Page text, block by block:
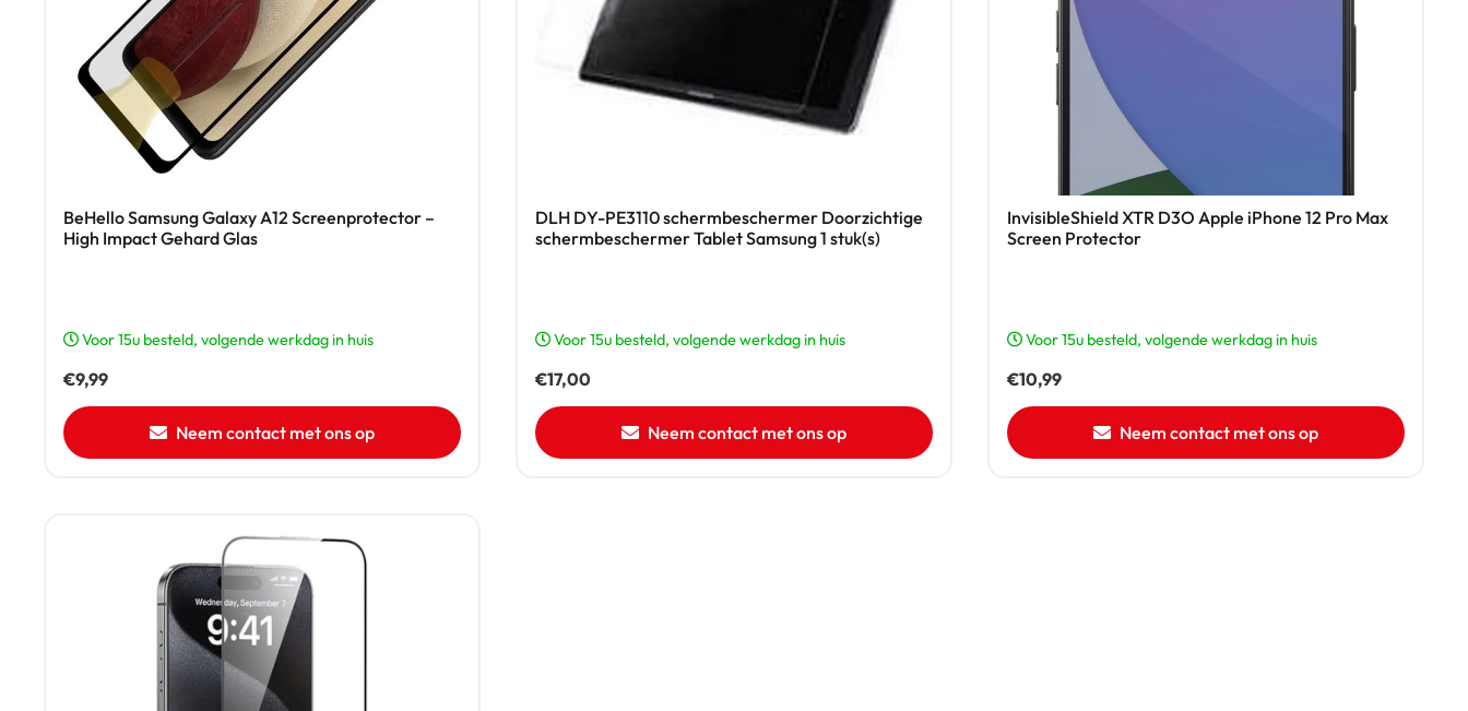
BeHello Samsung Galaxy A12 Screenprotector –
High Impact Gehard Glas
Voor 15u besteld, volgende werkdag in huis
€9,99
Neem contact met ons op
DLH DY-PE3110 schermbeschermer Doorzichtige
schermbeschermer Tablet Samsung 1 stuk(s)
Voor 15u besteld, volgende werkdag in huis
€17,00
Neem contact met ons op
InvisibleShield XTR D3O Apple iPhone 12 Pro Max
Screen Protector
Voor 15u besteld, volgende werkdag in huis
€10,99
Neem contact met ons op